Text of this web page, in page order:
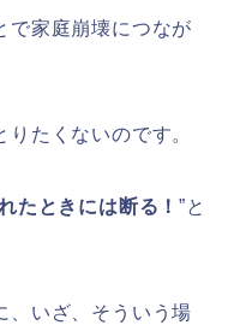
で家庭崩壊につなが
たくないのです。
たときには断る！”と
、いざ、そういう場